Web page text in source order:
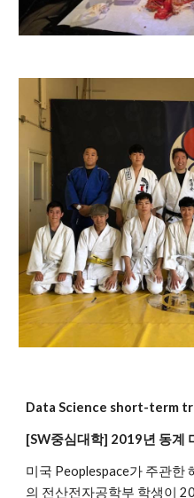
Data Science short-term
[SW중심대학] 2019년 동계
미국 Peoplespace가 주관한
의 전산전자공학부 학생이